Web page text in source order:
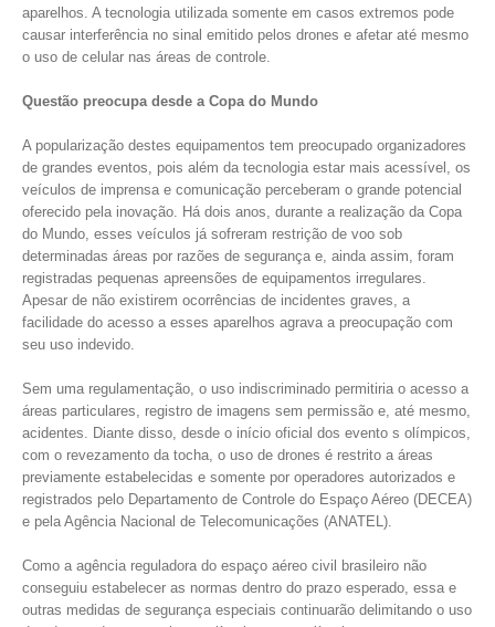
aparelhos. A tecnologia utilizada somente em casos extremos pode
causar interferência no sinal emitido pelos drones e afetar até mesmo
o uso de celular nas áreas de controle.
Questão preocupa desde a Copa do Mundo
A popularização destes equipamentos tem preocupado organizadores
de grandes eventos, pois além da tecnologia estar mais acessível, os
veículos de imprensa e comunicação perceberam o grande potencial
oferecido pela inovação. Há dois anos, durante a realização da Copa
do Mundo, esses veículos já sofreram restrição de voo sob
determinadas áreas por razões de segurança e, ainda assim, foram
registradas pequenas apreensões de equipamentos irregulares.
Apesar de não existirem ocorrências de incidentes graves, a
facilidade do acesso a esses aparelhos agrava a preocupação com
seu uso indevido.
Sem uma regulamentação, o uso indiscriminado permitiria o acesso a
áreas particulares, registro de imagens sem permissão e, até mesmo,
acidentes. Diante disso, desde o início oficial dos evento s olímpicos,
com o revezamento da tocha, o uso de drones é restrito a áreas
previamente estabelecidas e somente por operadores autorizados e
registrados pelo Departamento de Controle do Espaço Aéreo (DECEA)
e pela Agência Nacional de Telecomunicações (ANATEL).
Como a agência reguladora do espaço aéreo civil brasileiro não
conseguiu estabelecer as normas dentro do prazo esperado, essa e
outras medidas de segurança especiais continuarão delimitando o uso